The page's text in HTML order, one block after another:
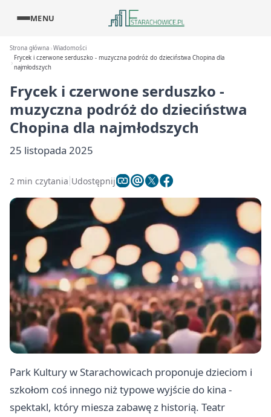
MENU
Strona główna Wiadomości
Frycek i czerwone serduszko - muzyczna podróż do dzieciństwa Chopina dla
najmłodszych
Frycek i czerwone serduszko -
muzyczna podróż do dzieciństwa
Chopina dla najmłodszych
25 listopada 2025
2 min czytania Udostępnij
Park Kultury w Starachowicach proponuje dzieciom i
szkołom coś innego niż typowe wyjście do kina -
spektakl, który miesza zabawę z historią. Teatr